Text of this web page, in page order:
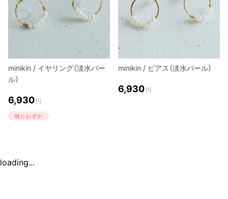
minikin / イヤリング（淡水パー
ル）
6,930 円
残りわずか
minikin / ピアス（淡水パール）
6,930 円
loading...